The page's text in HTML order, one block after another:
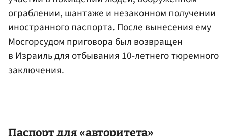
ограблении, шантаже и незаконном получении
иностранного паспорта. После вынесения ему
Мосгорсудом приговора был возвращен
в Израиль для отбывания 10-летнего тюремного
заключения.
Паспорт для «авторитета»